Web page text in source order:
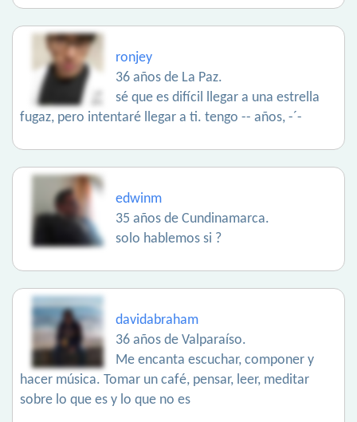
ronjey
36 años de La Paz.
sé que es difícil llegar a una estrella
fugaz, pero intentaré llegar a ti. tengo -- años, -´-
edwinm
35 años de Cundinamarca.
solo hablemos si ?
davidabraham
36 años de Valparaíso.
Me encanta escuchar, componer y
hacer música. Tomar un café, pensar, leer, meditar
sobre lo que es y lo que no es